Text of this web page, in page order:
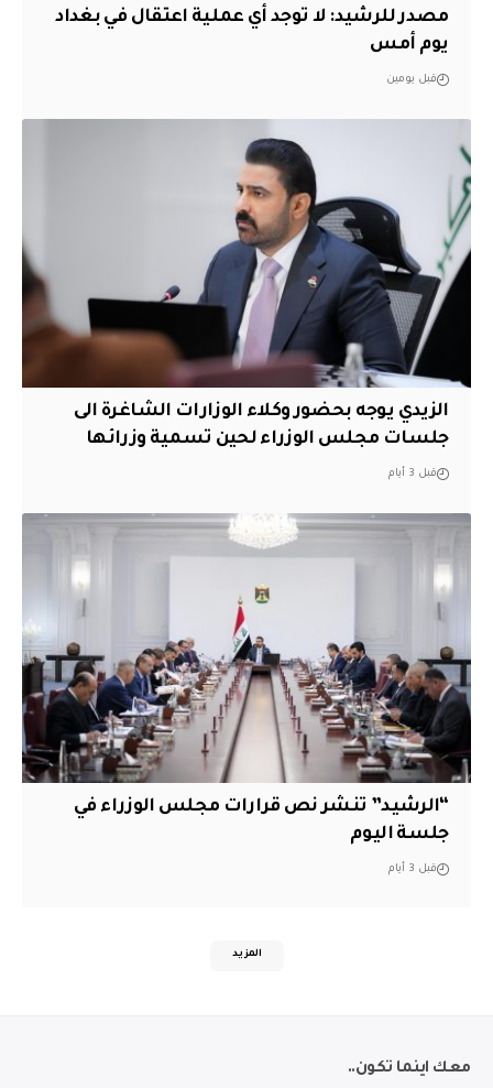
مصدر للرشيد: لا توجد أي عملية اعتقال في بغداد
يوم أمس
قبل يومين
الزيدي يوجه بحضور وكلاء الوزارات الشاغرة الى
جلسات مجلس الوزراء لحين تسمية وزرائها
قبل 3 أيام
“الرشيد” تنشر نص قرارات مجلس الوزراء في
جلسة اليوم
قبل 3 أيام
المزيد
معك اينما تكون..